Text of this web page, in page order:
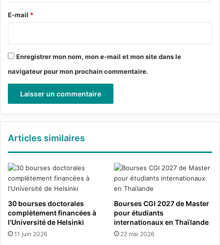
e
E-mail *
Enregistrer mon nom, mon e-mail et mon site dans le
navigateur pour mon prochain commentaire.
Articles similaires
30 bourses doctorales
complètement financées à
l’Université de Helsinki
11 juin 2026
Bourses CGI 2027 de Master
pour étudiants
internationaux en Thaïlande
22 mai 2026